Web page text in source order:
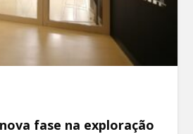
fase na exploração